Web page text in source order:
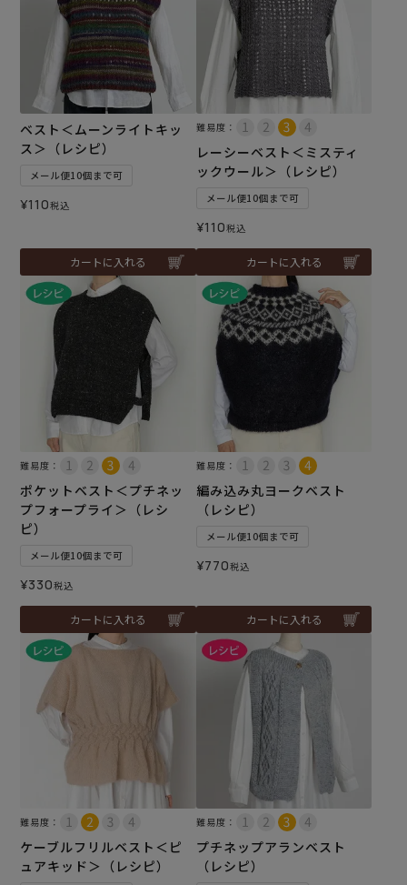
ベスト＜ムーンライトキッ
ス＞（レシピ）
メール便10個まで可
¥110税込
カートに入れる
難易度：
レーシーベスト＜ミスティ
ックウール＞（レシピ）
メール便10個まで可
¥110税込
カートに入れる
難易度：
ポケットベスト＜プチネッ
プフォープライ＞（レシ
ピ）
メール便10個まで可
¥330税込
カートに入れる
難易度：
編み込み丸ヨークベスト
（レシピ）
メール便10個まで可
¥770税込
カートに入れる
難易度：
ケーブルフリルベスト＜ピ
ュアキッド＞（レシピ）
難易度：
プチネップアランベスト
（レシピ）